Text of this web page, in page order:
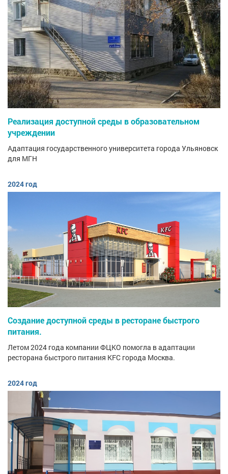
Реализация доступной среды в образовательном
учреждении
Адаптация государственного университета города Ульяновск
для МГН
2024 год
Создание доступной среды в ресторане быстрого
питания.
Летом 2024 года компании ФЦКО помогла в адаптации
ресторана быстрого питания KFC города Москва.
2024 год